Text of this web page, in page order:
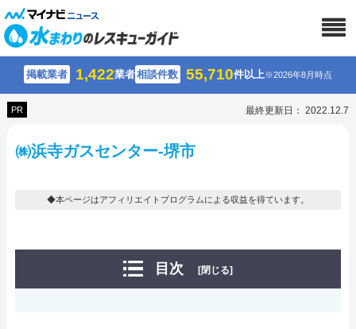
掲載業者 1,422業者相談件数 55,710件以上※2026年8月時点
PR 最終更新日： 2022.12.7
㈱浜寺ガスセンター-堺市
◆本ページはアフィリエイトプログラムによる収益を得ています。
目次 [閉じる]